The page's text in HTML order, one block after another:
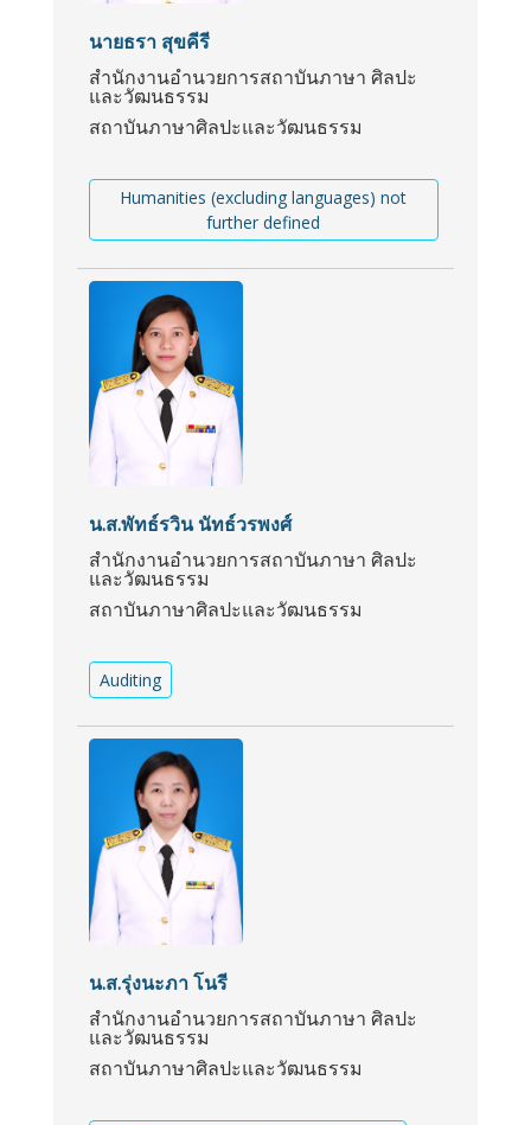
นายธรา สุขคีรี
สำนักงานอำนวยการสถาบันภาษา ศิลปะ
และวัฒนธรรม
สถาบันภาษาศิลปะและวัฒนธรรม
Humanities (excluding languages) not
further defined
น.ส.พัทธ์รวิน นัทธ์วรพงศ์
สำนักงานอำนวยการสถาบันภาษา ศิลปะ
และวัฒนธรรม
สถาบันภาษาศิลปะและวัฒนธรรม
Auditing
น.ส.รุ่งนะภา โนรี
สำนักงานอำนวยการสถาบันภาษา ศิลปะ
และวัฒนธรรม
สถาบันภาษาศิลปะและวัฒนธรรม